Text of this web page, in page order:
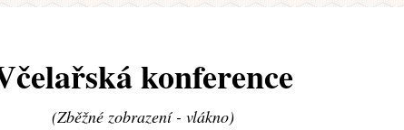
konference
(Zběžné zobrazení - vlákno)